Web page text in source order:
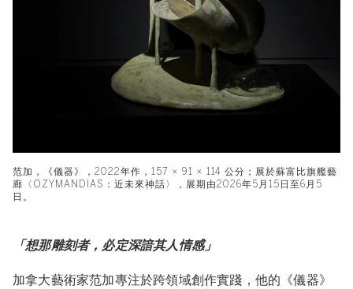
范加，《儀器》，2022年作，157 × 91 × 114 公分；展於蘇富比旗艦藝
廊〈OZYMANDIAS：近未來神話〉，展期由2026年5月15日至6月5
日。
「想那雕刻者，必定深諳其人情感」
加拿大藝術家范加專注於跨領域創作實踐，他的《儀器》